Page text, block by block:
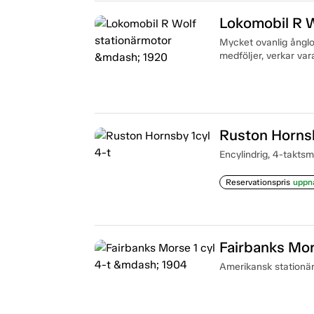
Lokomobil R
Mycket ovanlig
medföljer, verkar
Ruston
Encylindrig, 4-
Reservationspris
Fairbanks
Amerikansk